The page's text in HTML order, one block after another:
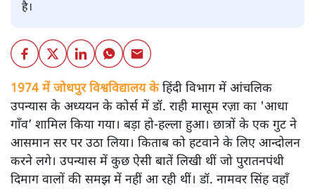
है।
1974 में जोधपुर विश्वविद्यालय केहिंदी विभाग में आंचलिक
उपन्यास के अध्ययन के कोर्स में डॉ. राही मासूम रज़ा का 'आधा
गाँव’ शामिल किया गया। बड़ा हो-हल्ला हुआ। छात्रों के एक गुट ने
आसमान सर पर उठा लिया। किताब को हटवाने के लिए आन्दोलन
करने लगे। उपन्यास में कुछ ऐसी बातें लिखी थीं जो पुरातनपंथी
दिमाग वालों की समझ में नहीं आ रही थीं। डॉ. नामवर सिंह वहाँ